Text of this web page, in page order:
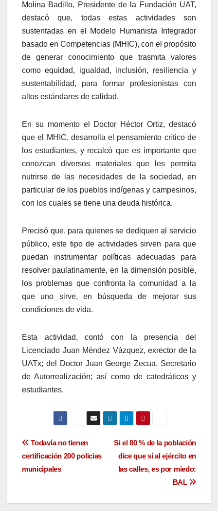
Molina Badillo, Presidente de la Fundación UAT,
destacó que, todas estas actividades son
sustentadas en el Modelo Humanista Integrador
basado en Competencias (MHIC), con el propósito
de generar conocimiento que trasmita valores
como equidad, igualdad, inclusión, resiliencia y
sustentabilidad, para formar profesionistas con
altos estándares de calidad.
En su momento el Doctor Héctor Ortiz, destacó
que el MHIC, desarrolla el pensamiento crítico de
los estudiantes, y recalcó que es importante que
conozcan diversos materiales que les permita
nutrirse de las necesidades de la sociedad, en
particular de los pueblos indígenas y campesinos,
con los cuales se tiene una deuda histórica.
Precisó que, para quienes se dediquen al servicio
público, este tipo de actividades sirven para que
puedan instrumentar políticas adecuadas para
resolver paulatinamente, en la dimensión posible,
los problemas que confronta la comunidad a la
que uno sirve, en búsqueda de mejorar sus
condiciones de vida.
Esta actividad, contó con la presencia del
Licenciado Juan Méndez Vázquez, exrector de la
UATx; del Doctor Juan George Zecua, Secretario
de Autorrealización; así como de catedráticos y
estudiantes.
Navegación
de
Si el 80 % de la población
dice que sí al ejército en
las calles, es por miedo:
BAL
Todavía no tienen
certificación 200 policías
municipales